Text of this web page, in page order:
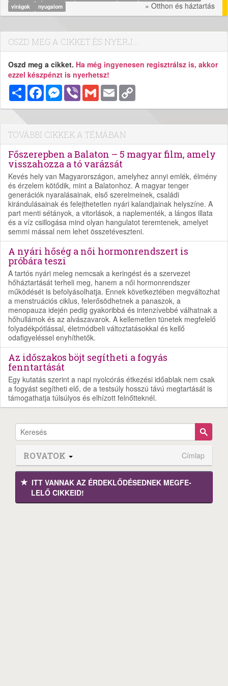
virágok nyugalom » Otthon és háztartás
OSZD MEG A CIKKET ÉS NYERJ...
Oszd meg a cikket. Ha még ingyenesen regisztrálsz is, akkor
ezzel készpénzt is nyerhetsz!
MegosztásFacebookMessenger
Viber Gmail Email
TOVÁBBI CIKKEK A TÉMÁBAN
Főszerepben a Balaton – 5 magyar film, amely
visszahozza a tó varázsát
Kevés hely van Magyarországon, amelyhez annyi emlék, élmény
és érzelem kötődik, mint a Balatonhoz. A magyar tenger
generációk nyaralásainak, első szerelmeinek, családi
kirándulásainak és felejthetetlen nyári kalandjainak helyszíne. A
part menti sétányok, a vitorlások, a naplementék, a lángos illata
és a víz csillogása mind olyan hangulatot teremtenek, amelyet
semmi mással nem lehet összetéveszteni.
A nyári hőség a női hormonrendszert is
próbára teszi
A tartós nyári meleg nemcsak a keringést és a szervezet
hőháztartását terheli meg, hanem a női hormonrendszer
működését is befolyásolhatja. Ennek következtében megváltozhat
a menstruációs ciklus, felerősödhetnek a panaszok, a
menopauza idején pedig gyakoribbá és intenzívebbé válhatnak a
hőhullámok és az alvászavarok. A kellemetlen tünetek megfelelő
folyadékpótlással, életmódbeli változtatásokkal és kellő
odafigyeléssel enyhíthetők.
Az időszakos böjt segítheti a fogyás
fenntartását
Egy kutatás szerint a napi nyolcórás étkezési időablak nem csak
a fogyást segítheti elő, de a testsúly hosszú távú megtartását is
támogathatja túlsúlyos és elhízott felnőtteknél.
ROVATOK Címlap
ITT VANNAK AZ ÉRDEK­LŐDÉ­SEDNEK MEGFE­
LELŐ CIKKEID!